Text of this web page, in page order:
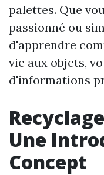
palettes. Que
passionné ou
d'apprendre
vie aux objets,
d'informations
Une
Concept